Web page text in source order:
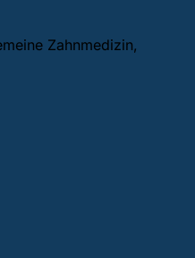
Zahnmedizin,